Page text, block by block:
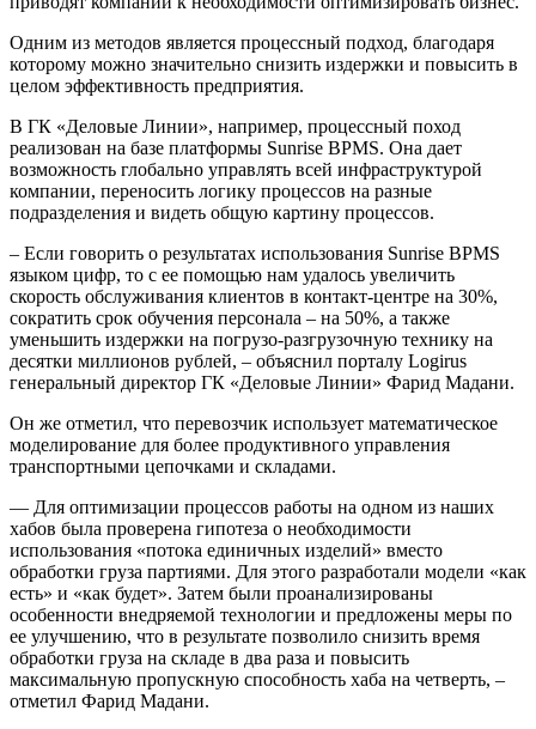
Одним из методов является процессный подход, благодаря
которому можно значительно снизить издержки и повысить в
целом эффективность предприятия.
В ГК «Деловые Линии», например, процессный поход
реализован на базе платформы Sunrise BPMS. Она дает
возможность глобально управлять всей инфраструктурой
компании, переносить логику процессов на разные
подразделения и видеть общую картину процессов.
– Если говорить о результатах использования Sunrise BPMS
языком цифр, то с ее помощью нам удалось увеличить
скорость обслуживания клиентов в контакт-центре на 30%,
сократить срок обучения персонала – на 50%, а также
уменьшить издержки на погрузо-разгрузочную технику на
десятки миллионов рублей, – объяснил порталу Logirus
генеральный директор ГК «Деловые Линии» Фарид Мадани.
Он же отметил, что перевозчик использует математическое
моделирование для более продуктивного управления
транспортными цепочками и складами.
— Для оптимизации процессов работы на одном из наших
хабов была проверена гипотеза о необходимости
использования «потока единичных изделий» вместо
обработки груза партиями. Для этого разработали модели «как
есть» и «как будет». Затем были проанализированы
особенности внедряемой технологии и предложены меры по
ее улучшению, что в результате позволило снизить время
обработки груза на складе в два раза и повысить
максимальную пропускную способность хаба на четверть, –
отметил Фарид Мадани.